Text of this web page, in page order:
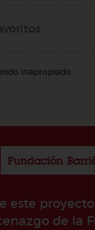
inapropiado
este
de la